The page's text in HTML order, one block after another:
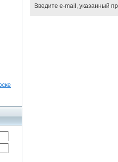
Введите e-mail, указанный